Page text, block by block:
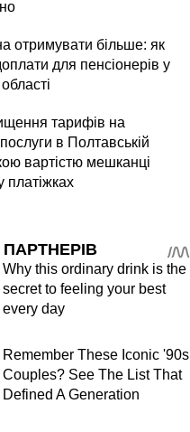
отримувати більше: як
для пенсіонерів у
тарифів на
в Полтавській
вартістю мешканці
платіжках
Why this ordinary drink is the
secret to feeling your best
every day
Remember These Iconic '90s
Couples? See The List That
Defined A Generation